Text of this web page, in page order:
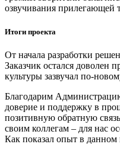
озвучивания прилегающей
Итоги проекта
От начала разработки
Заказчик остался доволен
культуры зазвучал по-
Благодарим
доверие и поддержку в
позитивную обратную
своим коллегам – для нас
Как показал опыт в